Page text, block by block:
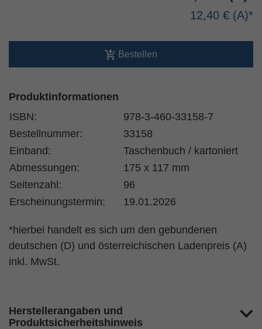
12,40 €
Bestellen
Produktinformationen
ISBN:
978-3-460-33158-7
Bestellnummer:
33158
Einband:
Taschenbuch / kartoniert
Abmessungen:
175 x 117 mm
Seitenzahl:
96
Erscheinungstermin:
19.01.2026
*hierbei handelt es sich um den gebundenen
deutschen (D) und österreichischen Ladenpreis (A)
inkl. MwSt.
Herstellerangaben und
Produktsicherheitshinweis